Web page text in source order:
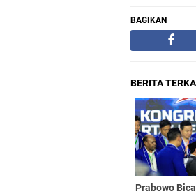
BAGIKAN
BERITA
Prabowo